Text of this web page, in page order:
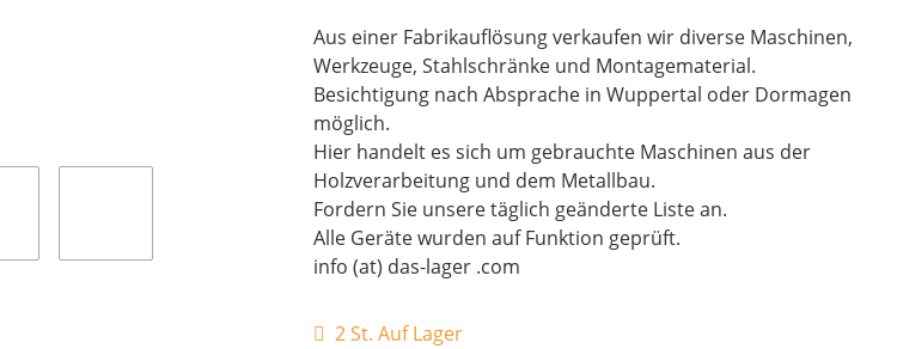
Aus einer Fabrikauflösung verkaufen wir diverse Maschinen,
Werkzeuge, Stahlschränke und Montagematerial.
Besichtigung nach Absprache in Wuppertal oder Dormagen
möglich.
Hier handelt es sich um gebrauchte Maschinen aus der
Holzverarbeitung und dem Metallbau.
Fordern Sie unsere täglich geänderte Liste an.
Alle Geräte wurden auf Funktion geprüft.
info (at) das-lager .com
2 St. Auf Lager